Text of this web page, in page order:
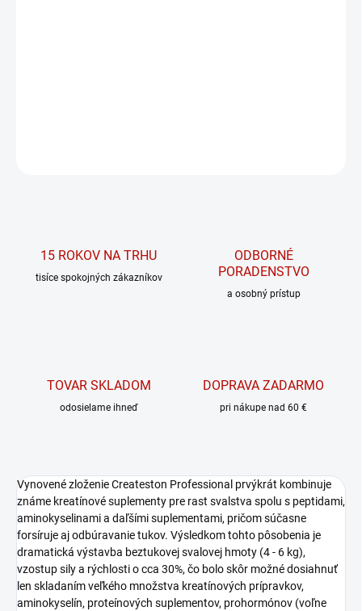
15 ROKOV NA TRHU
tisíce spokojných zákazníkov
ODBORNÉ
PORADENSTVO
a osobný prístup
TOVAR SKLADOM
odosielame ihneď
DOPRAVA ZADARMO
pri nákupe nad 60 €
Vynovené zloženie Createston Professional prvýkrát kombinuje
známe kreatínové suplementy pre rast svalstva spolu s peptidami,
aminokyselinami a daľšími suplementami, pričom súčasne
forsíruje aj odbúravanie tukov. Výsledkom tohto pôsobenia je
dramatická výstavba beztukovej svalovej hmoty (4 - 6 kg),
vzostup sily a rýchlosti o cca 30%, čo bolo skôr možné dosiahnuť
len skladaním veľkého množstva kreatínových prípravkov,
aminokyselín, proteínových suplementov, prohormónov (voľne